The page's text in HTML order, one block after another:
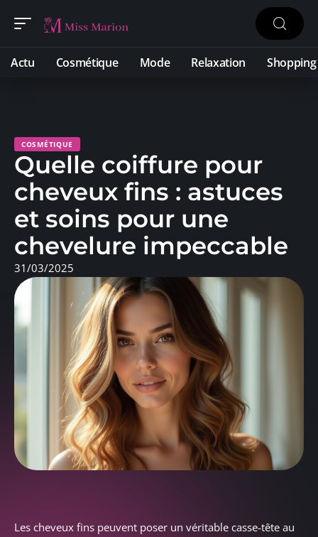
Actu Cosmétique Mode Relaxation Shopping
COSMÉTIQUE
Quelle coiffure pour
cheveux fins : astuces
et soins pour une
chevelure impeccable
31/03/2025
Les cheveux fins peuvent poser un véritable casse-tête au